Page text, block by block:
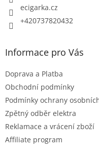
ecigarka.cz
+420737820432
Informace pro Vás
Doprava a Platba
Obchodní podmínky
Podmínky ochrany
Zpětný odběr elektra
Reklamace a vrácení zboží
Affiliate program